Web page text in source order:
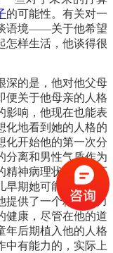
的可能性。有关对一
语境——关于他希望
怎样生活，他谈得很
深的是，他对他父母
便关于他母亲的人格
影响，他现在也能表
化地看到她的人格的
化开始他的第一次分
分离和男性气质作为
精神病理状态，她还
期她可能是一个好
提供了一个精神活力
健康，尽管在他的道
年后期植入他的人格
中有能力的，实际上